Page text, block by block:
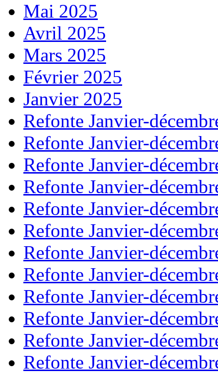
Mai 2025
Avril 2025
Mars 2025
Février 2025
Janvier 2025
Refonte Janvier-
Refonte Janvier-
Refonte Janvier-
Refonte Janvier-
Refonte Janvier-
Refonte Janvier-
Refonte Janvier-
Refonte Janvier-
Refonte Janvier-
Refonte Janvier-
Refonte Janvier-
Refonte Janvier-